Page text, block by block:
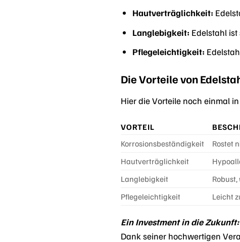
Hautverträglichkeit:
Langlebigkeit: Edelstahl
Pflegeleichtigkeit:
Die Vorteile von
Hier die Vorteile noch einmal
VORTEIL
Korrosionsbeständigkeit
Rostet
Hautverträglichkeit
Langlebigkeit
Pflegeleichtigkeit
Leicht
Ein Investment in die Zukunft:
Dank seiner hochwertigen